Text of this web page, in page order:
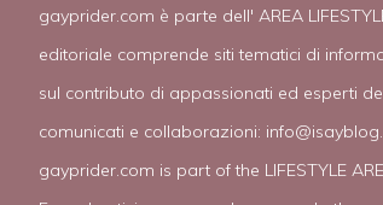
gayprider.com è parte dell' AREA
editoriale comprende siti tematici di
sul contributo di appassionati ed esperti
comunicati e collaborazioni:
gayprider.com is part of the LIFESTYLE